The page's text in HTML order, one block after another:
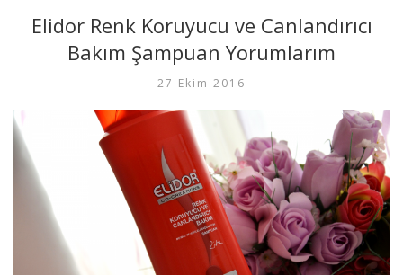
Elidor Renk Koruyucu ve Canlandırıcı
Bakım Şampuan Yorumlarım
27 Ekim 2016